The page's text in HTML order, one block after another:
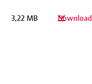
3,22 MB Download